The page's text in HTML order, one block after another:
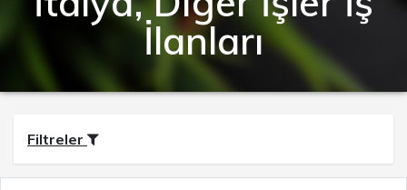
İlanları
Filtreler